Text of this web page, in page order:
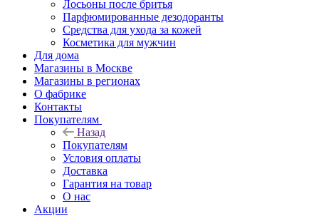
Лосьоны после бритья
Парфюмированные дезодоранты
Средства для ухода за кожей
Косметика для мужчин
Для дома
Магазины в Москве
Магазины в регионах
О фабрике
Контакты
Покупателям
Назад
Покупателям
Условия оплаты
Доставка
Гарантия на товар
О нас
Акции